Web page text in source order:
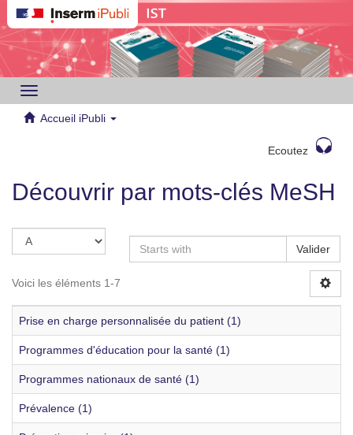
Toggle
navigation
Accueil iPubli
Ecoutez
Découvrir par mots-clés MeSH
Valider
Voici les éléments 1-7
Prise en charge personnalisée du patient (1)
Programmes d'éducation pour la santé (1)
Programmes nationaux de santé (1)
Prévalence (1)